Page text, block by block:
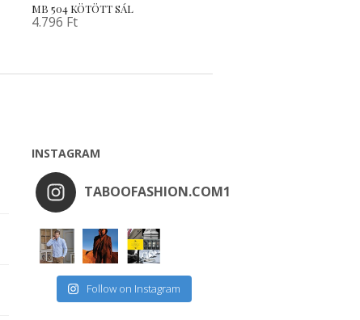
MB 504 KÖTÖTT SÁL
4.796 Ft
INSTAGRAM
TABOOFASHION.COM1
Follow on Instagram